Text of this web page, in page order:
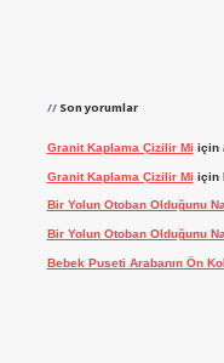
Son yorumlar
Granit Kaplama Çizilir Mi için
Granit Kaplama Çizilir Mi için
Bir Yolun Otoban Olduğunu
Bir Yolun Otoban Olduğunu
Bebek Puseti Arabanın Ön